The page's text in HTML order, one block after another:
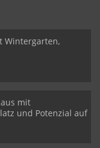
Wintergarten,
mit
und Potenzial auf